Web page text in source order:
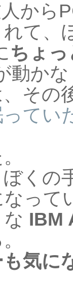
から
て、
ちょ
動か
その
ってい
くの
って
IBM
気に